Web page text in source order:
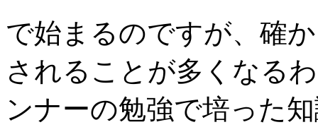
で始まるのですが、確
されることが多くなる
ンナーの勉強で培った